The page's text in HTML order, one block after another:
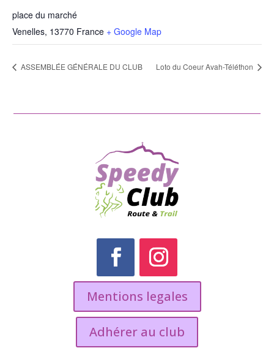
place du marché
Venelles, 13770 France + Google Map
ASSEMBLÉE GÉNÉRALE DU CLUB Loto du Coeur Avah-Téléthon
Mentions legales
Adhérer au club